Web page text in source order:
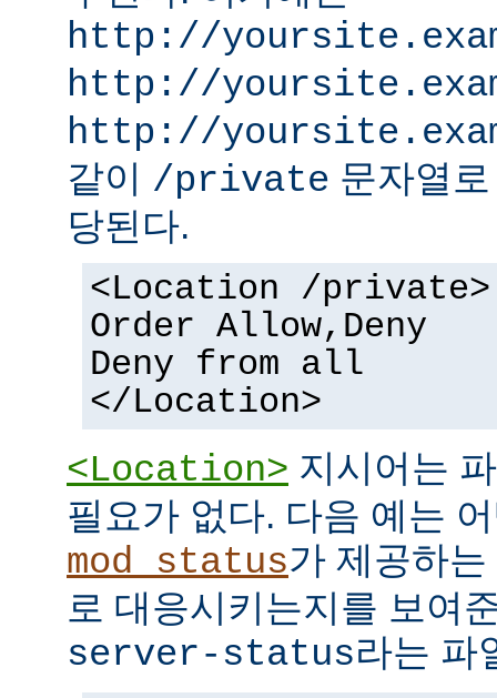
http://
http://
http://
같이 /private 문자열
당된다.
<Location /private>
Order Allow,Deny
Deny from all
</Location>
<Location> 지시어는
필요가 없다. 다음 예는
mod_status가 제공하
로 대응시키는지를 보여
server-status라는 파